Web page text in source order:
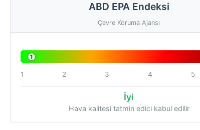
ABD EPA Endeksi
Çevre Koruma Ajansı
1
1 2 3 4 5
İyi
Hava kalitesi tatmin edici kabul edilir